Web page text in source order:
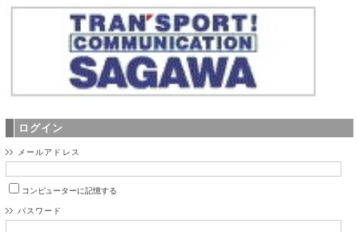
ログイン
メールアドレス
コンピューターに記憶する
パスワード